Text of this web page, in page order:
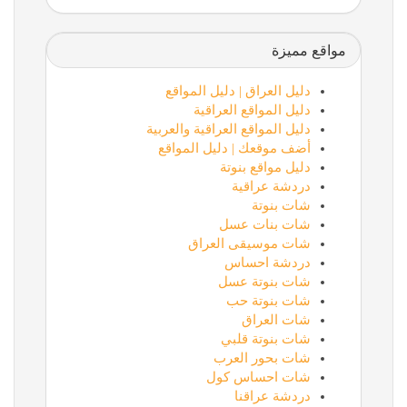
مواقع مميزة
دليل العراق | دليل المواقع
دليل المواقع العراقية
دليل المواقع العراقية والعربية
أضف موقعك | دليل المواقع
دليل مواقع بنوتة
دردشة عراقية
شات بنوتة
شات بنات عسل
شات موسيقى العراق
دردشة احساس
شات بنوتة عسل
شات بنوتة حب
شات العراق
شات بنوتة قلبي
شات بحور العرب
شات احساس كول
دردشة عراقنا